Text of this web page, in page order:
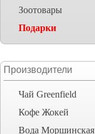
Зоотовары
Подарки
Производители
Чай Greenfield
Кофе Жокей
Вода Моршинская